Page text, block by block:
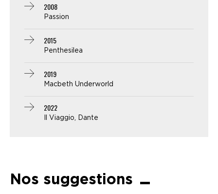
2008
Passion
2015
Penthesilea
2019
Macbeth Underworld
2022
Il Viaggio, Dante
Nos suggestions